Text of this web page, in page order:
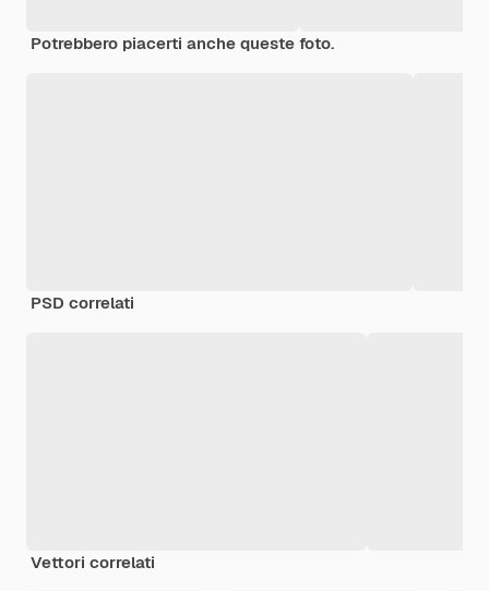
Potrebbero piacerti anche queste foto.
PSD correlati
Vettori correlati